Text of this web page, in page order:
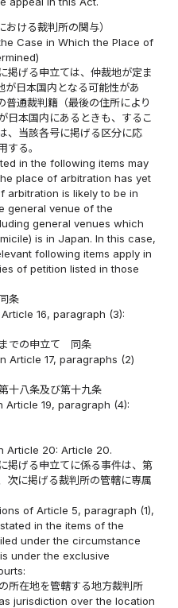
おける裁判所の関与）
Case in Which the Place of
掲げる申立ては、仲裁地が定ま
が日本国内となる可能性があ
普通裁判籍（最後の住所により
日本国内にあるときも、するこ
、当該各号に掲げる区分に応
する。
in the following items may
place of arbitration has yet
arbitration is likely to be in
general venue of the
general venues which
is in Japan. In this case,
following items apply in
of petition listed in those
条
16, paragraph (3):
での申立て 同条
Article 17, paragraphs (2)
十八条及び第十九条
19, paragraph (4):
Article 20: Article 20.
掲げる申立てに係る事件は、第
次に掲げる裁判所の管轄に専属
of Article 5, paragraph (1),
in the items of the
under the circumstance
under the exclusive
所在地を管轄する地方裁判所
jurisdiction over the location